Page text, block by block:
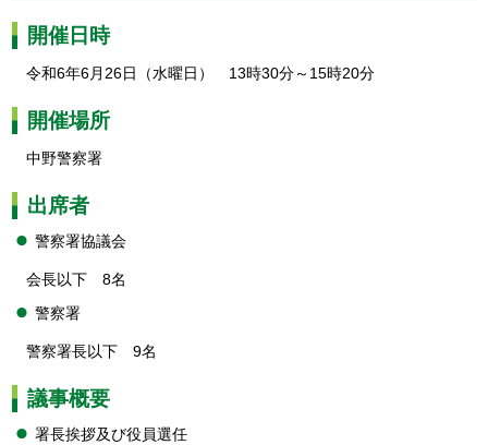
開催日時
令和6年6月26日（水曜日） 13時30分～15時20分
開催場所
中野警察署
出席者
警察署協議会
会長以下 8名
警察署
警察署長以下 9名
議事概要
署長挨拶及び役員選任